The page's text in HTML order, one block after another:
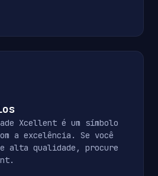
Xcellent é um símbolo
a excelência. Se você
alta qualidade, procure